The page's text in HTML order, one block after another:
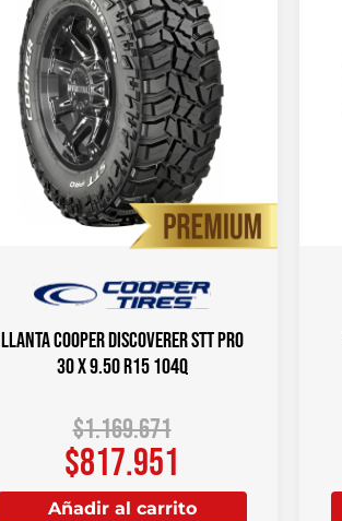
Llanta COOPER DISCOVERER STT PRO
30 X 9.50 R15 104Q
$1.169.671
$817.951
Añadir al carrito